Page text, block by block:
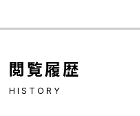
閲覧履歴
HISTORY